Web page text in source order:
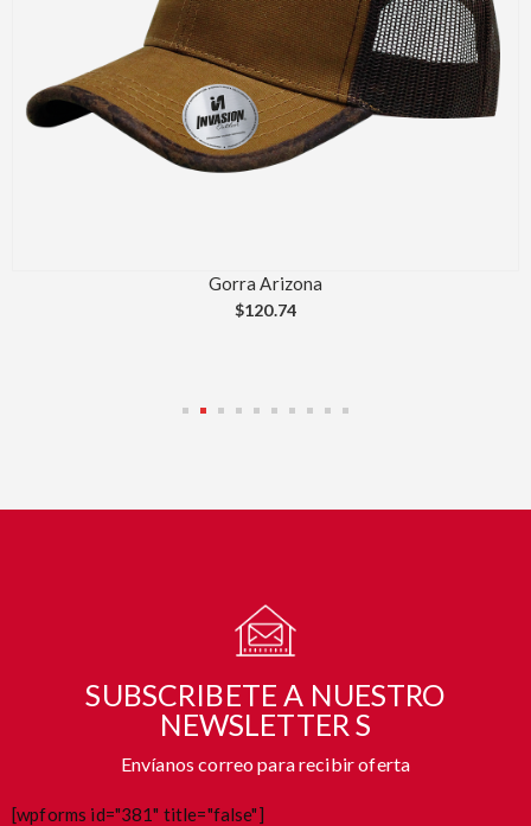
Gorra Champion
$126.00
SUBSCRIBETE A NUESTRO
NEWSLETTER S
Envíanos correo para recibir oferta
[wpforms id="381" title="false"]